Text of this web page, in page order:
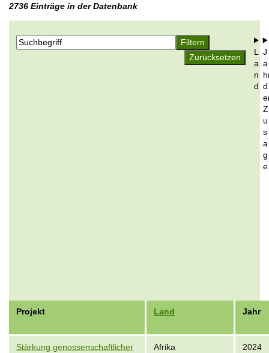
2736 Einträge in der Datenbank
L
a
n
d
J
a
d
Z
u
s
a
g
e
Projekt Land Jahr
Stärkung genossenschaftlicher
Afrika
2024